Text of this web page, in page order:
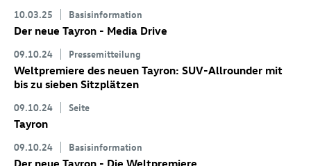
10.03.25 Basisinformation
Der neue Tayron - Media Drive
09.10.24 Pressemitteilung
Weltpremiere des neuen Tayron: SUV-Allrounder mit
bis zu sieben Sitzplätzen
09.10.24 Seite
Tayron
09.10.24 Basisinformation